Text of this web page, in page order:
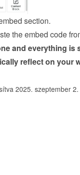
section.
the embed code
and everything
reflect on your
2025. szeptember 2.